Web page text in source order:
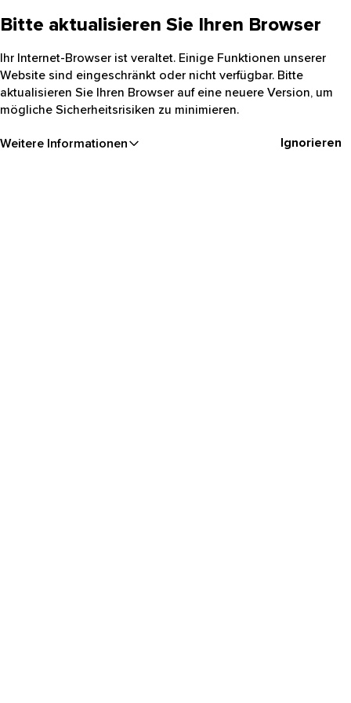
Bitte aktualisieren Sie Ihren Browser
Ihr Internet-Browser ist veraltet. Einige Funktionen unserer
Website sind eingeschränkt oder nicht verfügbar. Bitte
aktualisieren Sie Ihren Browser auf eine neuere Version, um
mögliche Sicherheitsrisiken zu minimieren.
Weitere Informationen Ignorieren